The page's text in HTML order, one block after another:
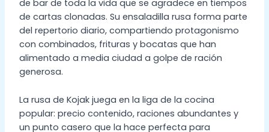
de bar de toda la vida que se agradece en tiempos
de cartas clonadas. Su ensaladilla rusa forma parte
del repertorio diario, compartiendo protagonismo
con combinados, frituras y bocatas que han
alimentado a media ciudad a golpe de ración
generosa.
La rusa de Kojak juega en la liga de la cocina
popular: precio contenido, raciones abundantes y
un punto casero que la hace perfecta para